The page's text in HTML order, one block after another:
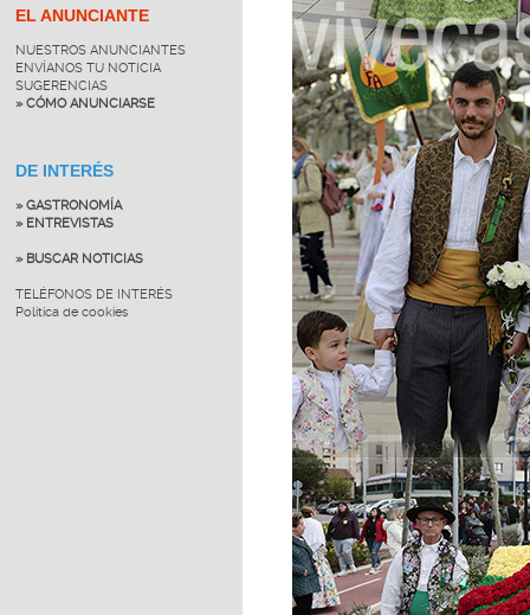
EL ANUNCIANTE
NUESTROS ANUNCIANTES
ENVÍANOS TU NOTICIA
SUGERENCIAS
» CÓMO ANUNCIARSE
DE INTERÉS
» GASTRONOMÍA
» ENTREVISTAS
» BUSCAR NOTICIAS
TELÉFONOS DE INTERÉS
Política de cookies